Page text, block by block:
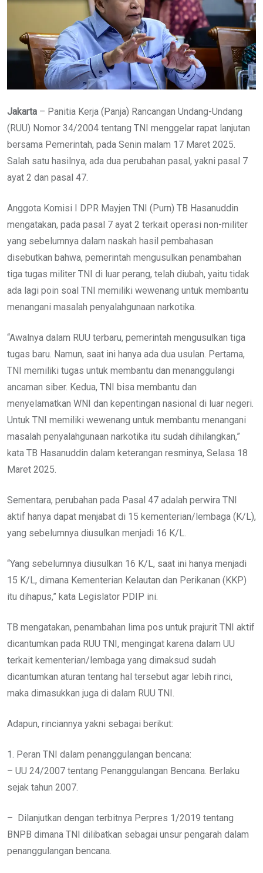
Jakarta – Panitia Kerja (Panja) Rancangan Undang-Undang
(RUU) Nomor 34/2004 tentang TNI menggelar rapat lanjutan
bersama Pemerintah, pada Senin malam 17 Maret 2025.
Salah satu hasilnya, ada dua perubahan pasal, yakni pasal 7
ayat 2 dan pasal 47.
Anggota Komisi I DPR Mayjen TNI (Purn) TB Hasanuddin
mengatakan, pada pasal 7 ayat 2 terkait operasi non-militer
yang sebelumnya dalam naskah hasil pembahasan
disebutkan bahwa, pemerintah mengusulkan penambahan
tiga tugas militer TNI di luar perang, telah diubah, yaitu tidak
ada lagi poin soal TNI memiliki wewenang untuk membantu
menangani masalah penyalahgunaan narkotika.
“Awalnya dalam RUU terbaru, pemerintah mengusulkan tiga
tugas baru. Namun, saat ini hanya ada dua usulan. Pertama,
TNI memiliki tugas untuk membantu dan menanggulangi
ancaman siber. Kedua, TNI bisa membantu dan
menyelamatkan WNI dan kepentingan nasional di luar negeri.
Untuk TNI memiliki wewenang untuk membantu menangani
masalah penyalahgunaan narkotika itu sudah dihilangkan,”
kata TB Hasanuddin dalam keterangan resminya, Selasa 18
Maret 2025.
Sementara, perubahan pada Pasal 47 adalah perwira TNI
aktif hanya dapat menjabat di 15 kementerian/lembaga (K/L),
yang sebelumnya diusulkan menjadi 16 K/L.
“Yang sebelumnya diusulkan 16 K/L, saat ini hanya menjadi
15 K/L, dimana Kementerian Kelautan dan Perikanan (KKP)
itu dihapus,” kata Legislator PDIP ini.
TB mengatakan, penambahan lima pos untuk prajurit TNI aktif
dicantumkan pada RUU TNI, mengingat karena dalam UU
terkait kementerian/lembaga yang dimaksud sudah
dicantumkan aturan tentang hal tersebut agar lebih rinci,
maka dimasukkan juga di dalam RUU TNI.
Adapun, rinciannya yakni sebagai berikut:
1. Peran TNI dalam penanggulangan bencana:
– UU 24/2007 tentang Penanggulangan Bencana. Berlaku
sejak tahun 2007.
– Dilanjutkan dengan terbitnya Perpres 1/2019 tentang
BNPB dimana TNI dilibatkan sebagai unsur pengarah dalam
penanggulangan bencana.